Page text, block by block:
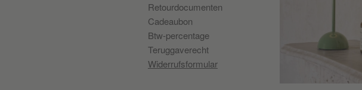
Retourdocumenten
Cadeaubon
Btw-percentage
Teruggaverecht
Widerrufsformular